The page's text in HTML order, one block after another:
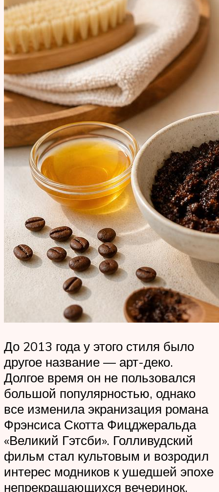
До 2013 года у этого стиля было
другое название — арт-деко.
Долгое время он не пользовался
большой популярностью, однако
все изменила экранизация романа
Фрэнсиса Скотта Фицджеральда
«Великий Гэтсби». Голливудский
фильм стал культовым и возродил
интерес модников к ушедшей эпохе
непрекращающихся вечеринок,